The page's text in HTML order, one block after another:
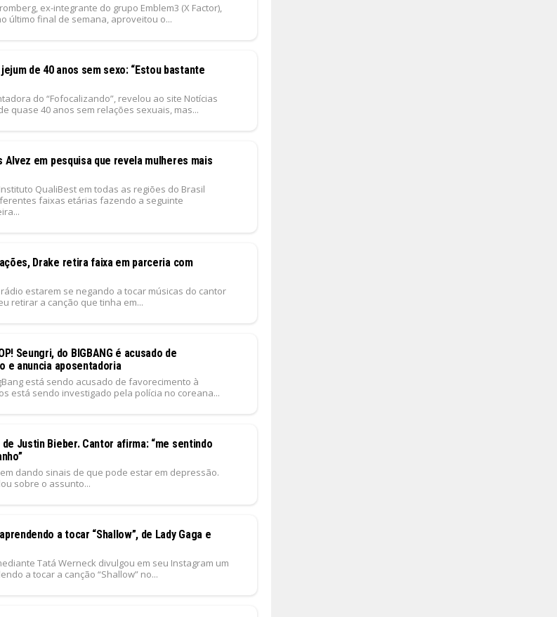
ex-integrante do grupo Emblem3 (X Factor),
último final de semana, aproveitou o...
de 40 anos sem sexo: “Estou bastante
do “Fofocalizando”, revelou ao site Notícias
quase 40 anos sem relações sexuais, mas...
em pesquisa que revela mulheres mais
QualiBest em todas as regiões do Brasil
faixas etárias fazendo a seguinte
Drake retira faixa em parceria com
estarem se negando a tocar músicas do cantor
retirar a canção que tinha em...
Seungri, do BIGBANG é acusado de
e anuncia aposentadoria
está sendo acusado de favorecimento à
está sendo investigado pela polícia no coreana...
Justin Bieber. Cantor afirma: “me sentindo
dando sinais de que pode estar em depressão.
sobre o assunto...
a tocar “Shallow”, de Lady Gaga e
Tatá Werneck divulgou em seu Instagram um
a tocar a canção “Shallow” no...